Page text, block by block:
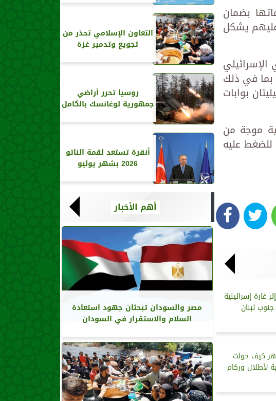
بضمان
يشكل
20 مرة على الأقل، بما في ذلك
إسرائيليتان بوابات
موجة من
للضغط عليه
غارة إسرائيلية
لبنان
كيف حولت
لأطلال وركام
التعاون الإسلامي تحذر من
تجويع وتدمير غزة
روسيا تحرر أراضي
جمهورية لوغانسك بالكامل
أنقرة تستعد لقمة الناتو
2026 بشهر يوليو
أهم الأخبار
مصر والسودان تبحثان جهود استعادة
السلام والاستقرار في السودان